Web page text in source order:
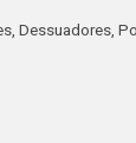
Dessuadores,